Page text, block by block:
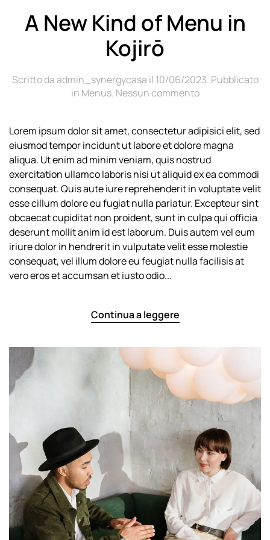
A New Kind of Menu in
Kojirō
Scritto daadmin_synergycasa il 10/06/2023. Pubblicato
in Menus. Nessun commentosu
Kind
of
Menu
in
Kojirō
Lorem ipsum dolor sit amet, consectetur adipisici elit, sed
eiusmod tempor incidunt ut labore et dolore magna
aliqua. Ut enim ad minim veniam, quis nostrud
exercitation ullamco laboris nisi ut aliquid ex ea commodi
consequat. Quis aute iure reprehenderit in voluptate velit
esse cillum dolore eu fugiat nulla pariatur. Excepteur sint
obcaecat cupiditat non proident, sunt in culpa qui officia
deserunt mollit anim id est laborum. Duis autem vel eum
iriure dolor in hendrerit in vulputate velit esse molestie
consequat, vel illum dolore eu feugiat nulla facilisis at
vero eros et accumsan et iusto odio...
Continua a leggere